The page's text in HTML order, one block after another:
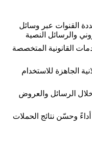
القنوات عبر وسائل
والرسائل النصية
القانونية المتخصصة
الجاهزة للاستخدام
الرسائل والعروض
وحسّن نتائج الحملات